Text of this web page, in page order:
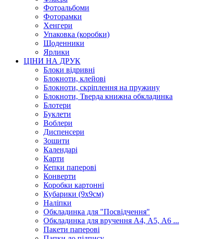
Фотоальбоми
Фоторамки
Хенгери
Упаковка (коробки)
Щоденники
Ярлики
ЦІНИ НА ДРУК
Блоки відривні
Блокноти, клейові
Блокноти, скріплення на пружину
Блокноти, Тверда книжна обкладинка
Блотери
Буклети
Воблери
Диспенсери
Зошити
Календарі
Карти
Кепки паперові
Конверти
Коробки картонні
Кубарики (9х9см)
Наліпки
Обкладинка для "Посвідчення"
Обкладинка для вручення А4, А5, А6 ...
Пакети паперові